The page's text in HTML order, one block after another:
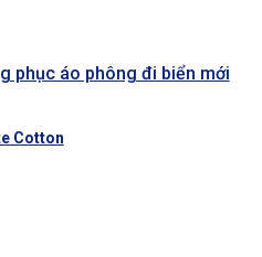
phục áo phông đi biển mới